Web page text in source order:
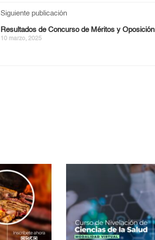
Siguiente publicación
Resultados de Concurso de Méritos y Oposición
10 marzo, 2025